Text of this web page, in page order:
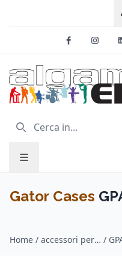
Gator Cases
altoparlanti 2
Home / accessori per amplificazione audio / Gator Cases /